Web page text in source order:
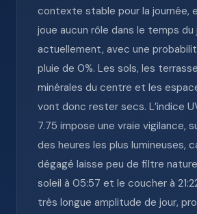
contexte stable pour la journée,
joue aucun rôle dans le temps du
actuellement, avec une
pluie de 0%. Les sols, les
minérales du centre et les
vont donc rester secs. L’indice
7.75 impose une vraie vigilance,
des heures les plus lumineuses,
dégagé laisse peu de filtre
soleil à 05:57 et le coucher à
très longue amplitude de jour,